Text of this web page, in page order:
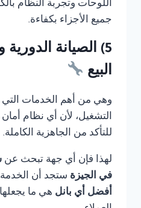
اللوحات وتجربة النظام
جميع الأجزاء بكفاءة.
5) الصيانة
البيع
وهي من أهم الخدمات التي
التشغيل، لأن أي نظام أمان
للتأكد من الجاهزية الكاملة.
لهذا فإن أي جهة تبحث عن
في الجيزة ستجد أن الخدمة
أفضل أي بانل هي ما